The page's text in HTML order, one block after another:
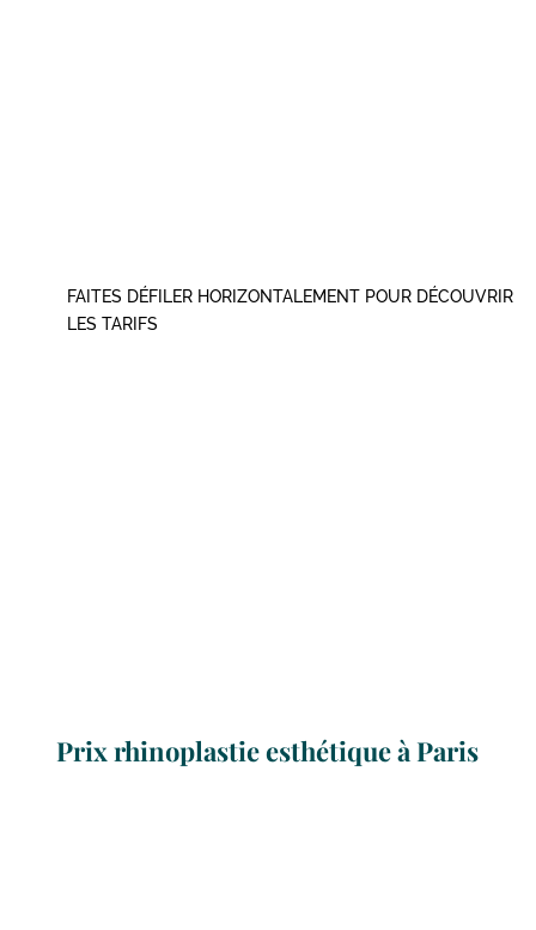
FAITES DÉFILER HORIZONTALEMENT POUR DÉCOUVRIR
LES TARIFS
Prix rhinoplastie esthétique à Paris